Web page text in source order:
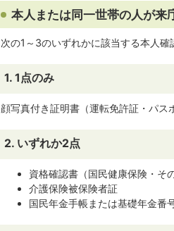
本人または同一世帯の人が来
次の1～3のいずれかに該当する本人確
1. 1点のみ
顔写真付き証明書（運転免許証・パス
2. いずれか2点
資格確認書（国民健康保険・そ
介護保険被保険者証
国民年金手帳または基礎年金番